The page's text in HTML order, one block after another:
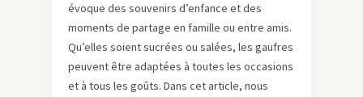
évoque des souvenirs d’enfance et des
moments de partage en famille ou entre amis.
Qu’elles soient sucrées ou salées, les gaufres
peuvent être adaptées à toutes les occasions
et à tous les goûts. Dans cet article, nous